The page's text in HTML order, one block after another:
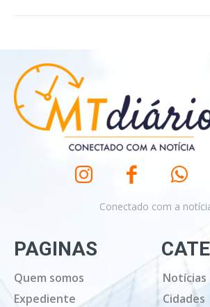
Conectado com a
PAGINAS
Quem somos
Expediente
Notícias
Cidades